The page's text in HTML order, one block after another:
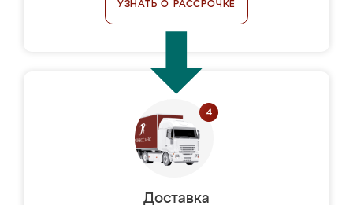
УЗНАТЬ О РАССРОЧКЕ
Доставка